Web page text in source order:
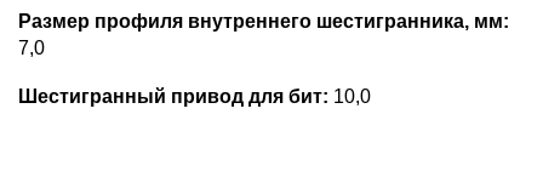
Размер профиля внутреннего шестигранника, мм:
7,0
Шестигранный привод для бит: 10,0